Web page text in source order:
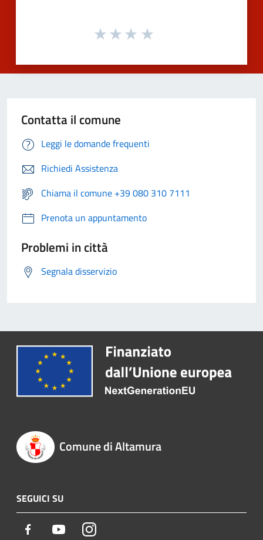
Contatta il comune
Leggi le domande frequenti
Richiedi Assistenza
Chiama il comune +39 080 310 7111
Prenota un appuntamento
Problemi in città
Segnala disservizio
Comune di Altamura
SEGUICI SU
Facebook YoutubeInstagram